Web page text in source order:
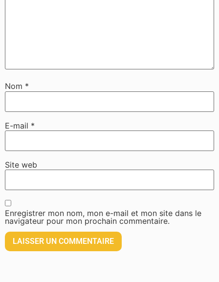
Nom *
E-mail *
Site web
Enregistrer mon nom, mon e-mail et mon site dans le
navigateur pour mon prochain commentaire.